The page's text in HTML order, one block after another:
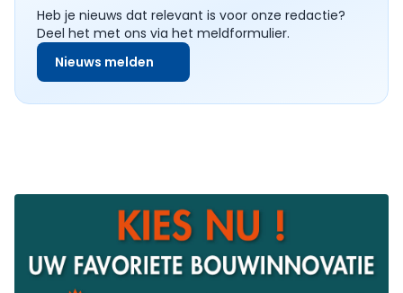
Heb je nieuws dat relevant is voor onze redactie?
Deel het met ons via het meldformulier.
Nieuws melden